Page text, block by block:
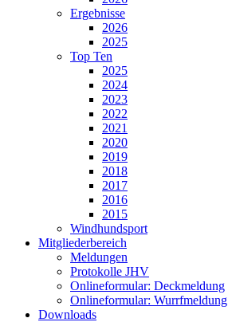
Ergebnisse
2026
2025
Top Ten
2025
2024
2023
2022
2021
2020
2019
2018
2017
2016
2015
Windhundsport
Mitgliederbereich
Meldungen
Protokolle JHV
Onlineformular: Deckmeldung
Onlineformular: Wurrfmeldung
Downloads